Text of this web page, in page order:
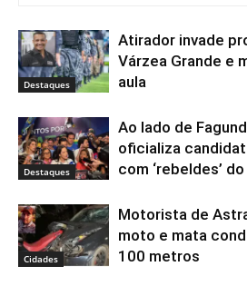
Destaques
Atirador invade
Várzea Grande e
aula
Destaques
Ao lado de
oficializa
com ‘rebeldes’
Cidades
Motorista de
moto e mata
100 metros